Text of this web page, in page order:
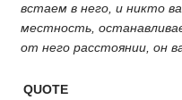
встаем в него, и никто
местность,
от него расстоянии, он
QUOTE